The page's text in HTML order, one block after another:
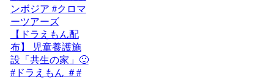
【ドラえもん配
布】 児童養護施
設「共生の家」🙂
#ドラえもん ＃#